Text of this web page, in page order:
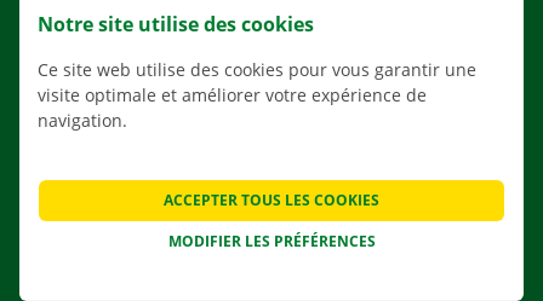
NOS SERVICES
SOLUTIONS DE DÉMÉNAGEMENT
Notre site utilise des cookies
Ce site web utilise des cookies pour vous garantir une
visite optimale et améliorer votre expérience de
navigation.
MODIFIER LES PRÉFÉRENCES
ACCEPTER TOUS LES COOKIES